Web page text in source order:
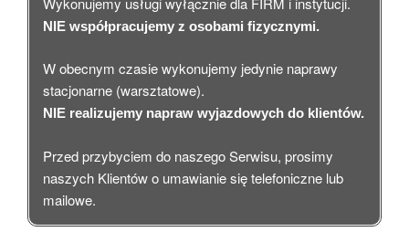
NIE współpracujemy z osobami fizycznymi.
W obecnym czasie wykonujemy jedynie naprawy
stacjonarne (warsztatowe).
NIE realizujemy napraw wyjazdowych do klientów.
Przed przybyciem do naszego Serwisu, prosimy
naszych Klientów o umawianie się telefoniczne lub
mailowe.